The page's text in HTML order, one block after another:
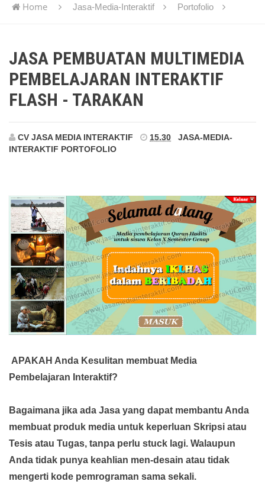
Home Jasa-Media-Interaktif Portofolio
JASA PEMBUATAN MULTIMEDIA
PEMBELAJARAN INTERAKTIF
FLASH - TARAKAN
CV JASA MEDIA INTERAKTIF 15.30
JASA-MEDIA-
INTERAKTIF PORTOFOLIO
APAKAH Anda Kesulitan membuat Media
Pembelajaran Interaktif?
Bagaimana jika ada Jasa yang dapat membantu Anda
membuat produk media untuk keperluan Skripsi atau
Tesis atau Tugas, tanpa perlu stuck lagi. Walaupun
Anda tidak punya keahlian men-desain atau tidak
mengerti kode pemrograman sama sekali.